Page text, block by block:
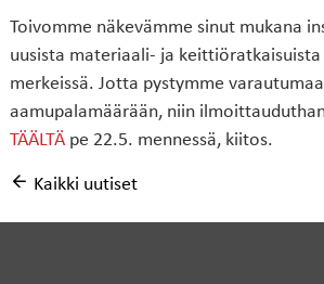
Toivomme näkevämme sinut mukana
uusista materiaali- ja
merkeissä. Jotta pystymme
aamupalamäärään, niin
TÄÄLTÄpe 22.5. mennessä, kiitos.
Kaikki uutiset